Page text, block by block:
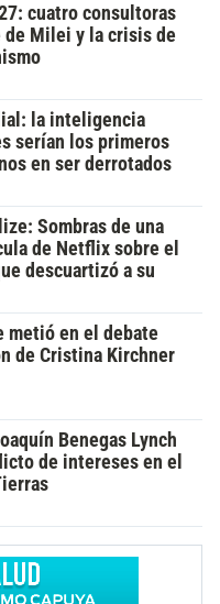
cuatro consultoras
Milei y la crisis de
la inteligencia
serían los primeros
en ser derrotados
Sombras de una
de Netflix sobre el
descuartizó a su
metió en el debate
de Cristina Kirchner
Benegas Lynch
de intereses en el